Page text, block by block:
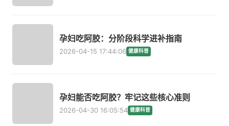
孕妇吃阿胶：分阶段科学进补指南
2026-04-15 17:44:06 健康科普
孕妇能否吃阿胶？牢记这些核心准则
2026-04-30 16:05:54 健康科普